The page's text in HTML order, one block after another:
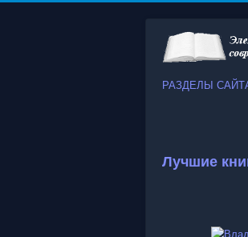
РАЗДЕЛЫ
Лучшие